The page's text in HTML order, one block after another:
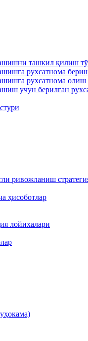
ташкил қилиш
рухсатнома
рухсатнома олиш
учун берилган
ривожланиш
ҳисоботлар
лойихалари